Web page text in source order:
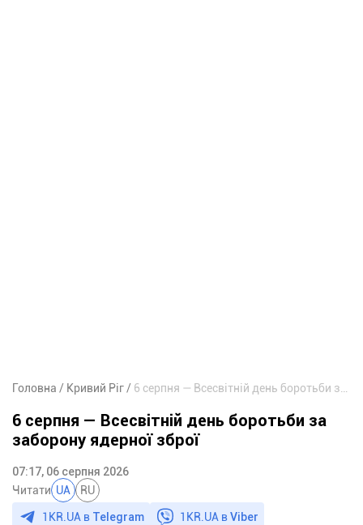
Головна Кривий Ріг 6 серпня — Всесвітній день боротьби за заборону ядерної зброї
6 серпня — Всесвітній день боротьби за
заборону ядерної зброї
07:17, 06 серпня 2026
Читати UA RU
1KR.UA в Telegram 1KR.UA вViber